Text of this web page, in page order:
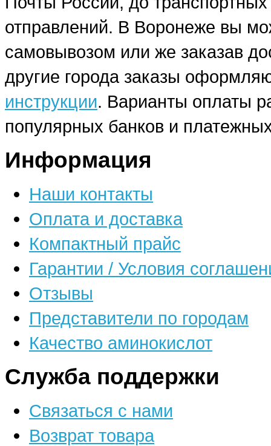
отправлений. В Воронеже вы
самовывозом или же заказав
другие города заказы
инструкции. Варианты оплаты
популярных банков и
Информация
Наши контакты
Оплата и доставка
Компактный прайс
Гарантии / Условия
Отзывы
Представители по городам
Качество аминокислот
Служба поддержки
Связаться с нами
Возврат товара